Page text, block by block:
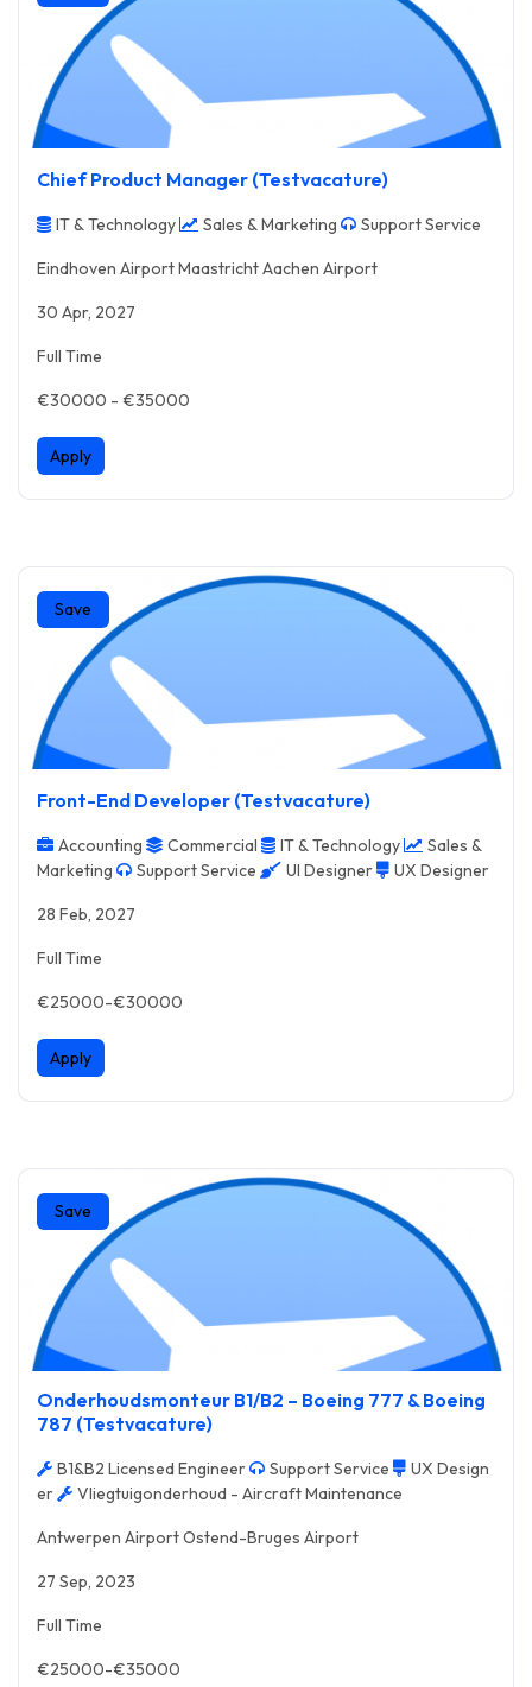
Chief Product Manager (Testvacature)
IT & Technology Sales & Marketing Support Service
Eindhoven Airport Maastricht Aachen Airport
30 Apr, 2027
Full Time
€30000 - €35000
Apply
Save
Front-End Developer (Testvacature)
Accounting Commercial IT & Technology
Sales &
Marketing
Support Service UI Designer UX Designer
28 Feb, 2027
Full Time
€25000-€30000
Apply
Save
Onderhoudsmonteur B1/B2 – Boeing 777 & Boeing
787 (Testvacature)
B1&B2 Licensed Engineer Support Service
UX Design
er
Vliegtuigonderhoud - Aircraft Maintenance
Antwerpen Airport Ostend-Bruges Airport
27 Sep, 2023
Full Time
€25000-€35000